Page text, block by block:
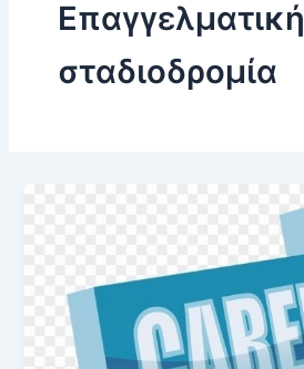
Επαγγελματική
σταδιοδρομία